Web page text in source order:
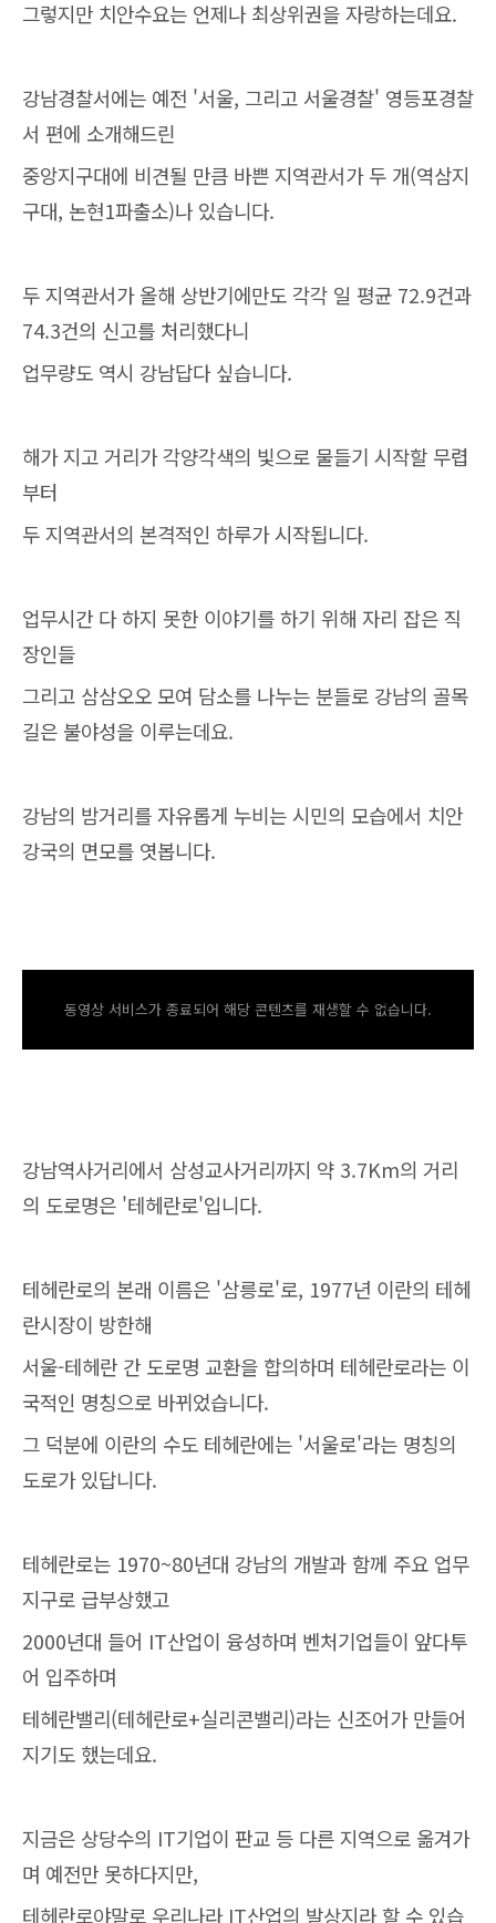
그렇지만 치안수요는 언제나 최상위권을 자랑하는데요.
강남경찰서에는 예전 '서울, 그리고 서울경찰' 영등포경찰
서 편에 소개해드린
중앙지구대에 비견될 만큼 바쁜 지역관서가 두 개(역삼지
구대, 논현1파출소)나 있습니다.
두 지역관서가 올해 상반기에만도 각각 일 평균 72.9건과
74.3건의 신고를 처리했다니
업무량도 역시 강남답다 싶습니다.
해가 지고 거리가 각양각색의 빛으로 물들기 시작할 무렵
부터
두 지역관서의 본격적인 하루가 시작됩니다.
업무시간 다 하지 못한 이야기를 하기 위해 자리 잡은 직
장인들
그리고 삼삼오오 모여 담소를 나누는 분들로 강남의 골목
길은 불야성을 이루는데요.
강남의 밤거리를 자유롭게 누비는 시민의 모습에서 치안
강국의 면모를 엿봅니다.
동영상 서비스가 종료되어 해당 콘텐츠를 재생할 수 없습니다.
강남역사거리에서 삼성교사거리까지 약 3.7Km의 거리
의 도로명은 '테헤란로'입니다.
테헤란로의 본래 이름은 '삼릉로'로, 1977년 이란의 테헤
란시장이 방한해
서울-테헤란 간 도로명 교환을 합의하며 테헤란로라는 이
국적인 명칭으로 바뀌었습니다.
그 덕분에 이란의 수도 테헤란에는 '서울로'라는 명칭의
도로가 있답니다.
테헤란로는 1970~80년대 강남의 개발과 함께 주요 업무
지구로 급부상했고
2000년대 들어 IT산업이 융성하며 벤처기업들이 앞다투
어 입주하며
테헤란밸리(테헤란로+실리콘밸리)라는 신조어가 만들어
지기도 했는데요.
지금은 상당수의 IT기업이 판교 등 다른 지역으로 옮겨가
며 예전만 못하다지만,
테헤란로야말로 우리나라 IT산업의 발상지라 할 수 있습